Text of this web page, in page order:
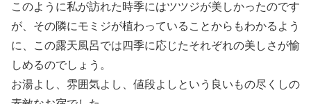
このように私が訪れた時季にはツツジが美しかったのです
が、その隣にモミジが植わっていることからもわかるよう
に、この露天風呂では四季に応じたそれぞれの美しさが愉
しめるのでしょう。
お湯よし、雰囲気よし、値段よしという良いもの尽くしの